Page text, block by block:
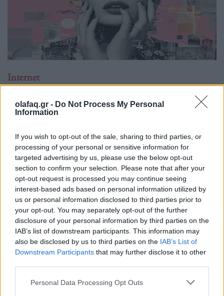
olafaq.gr - Do Not Process My Personal
Information
If you wish to opt-out of the sale, sharing to third parties, or
processing of your personal or sensitive information for
targeted advertising by us, please use the below opt-out
section to confirm your selection. Please note that after your
opt-out request is processed you may continue seeing
interest-based ads based on personal information utilized by
us or personal information disclosed to third parties prior to
your opt-out. You may separately opt-out of the further
disclosure of your personal information by third parties on the
IAB’s list of downstream participants. This information may
also be disclosed by us to third parties on the IAB’s List of
Downstream Participants that may further disclose it to other
Personal Data Processing Opt Outs
Internet
Slowtech: Γιατί επιστρέφουν το iPod Shuffle,
τα «dumb» τηλέφωνα και τα εργαλεία που
22.06.26
Από μια διαφήμιση του iPod Shuffle στο μετρό της Νέας
Υόρκης μέχρι εφαρμογές και συσκευές «μειωμένης τριβής»,
όλο και περισσότεροι χρήστες στρέφονται σε παλαιότερη ή πιο
μινιμαλιστική τεχνολογία για ν